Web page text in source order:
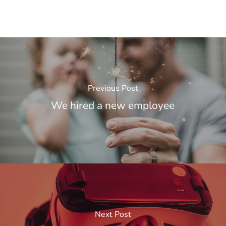
Previous Post
We hired a new employee
Next Post